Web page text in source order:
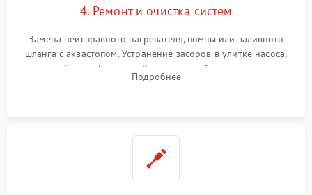
4. Ремонт и очистка систем
Замена неисправного нагревателя, помпы или заливного
шланга с аквастопом. Устранение засоров в улитке насоса,
патрубках и фильтрах. Компонентный ремонт платы
управления, восстановление поврежденной проводки.
Подробнее